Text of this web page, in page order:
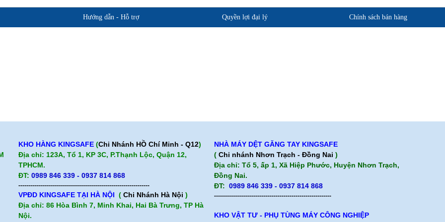
Hướng dẫn - Hỗ trợ Quyền lợi đại lý Chính sách bán hàng
KHO HÀNG KINGSAFE(Chi Nhánh HỒ Chí Minh - Q12)
Địa chỉ: 123A, Tổ 1, KP 3C, P.Thạnh Lộc, Quận 12,
TPHCM.
ĐT:0989 846 339 - 0937 814 868
------------------------------------------------------------------
VPĐD KINGSAFE TẠI HÀ NỘI (Chi Nhánh Hà Nội)
Địa chỉ: 86 Hòa Bình 7, Minh Khai, Hai Bà Trưng, TP Hà
Nội.
NHÀ MÁY DỆT GĂNG TAY KINGSAFE
( Chi nhánh Nhơn Trạch - Đồng Nai )
Địa chỉ: Tổ 5, ấp 1, Xã Hiệp Phước, Huyện Nhơn Trạch,
Đồng Nai.
ĐT: 0989 846 339 - 0937 814 868
-----------------------------------------------------------
KHO VẬT TƯ - PHỤ TÙNG MÁY CÔNG NGHIỆP